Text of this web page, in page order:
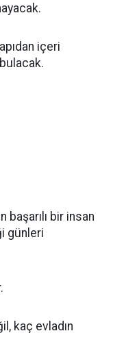
içeri
başarılı bir insan
günleri
kaç evladın